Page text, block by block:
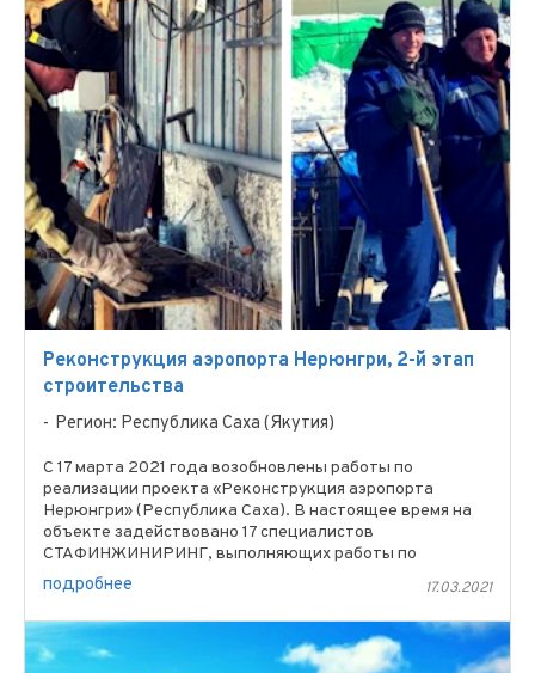
Реконструкция аэропорта Нерюнгри, 2-й этап
строительства
Регион: Республика Саха (Якутия)
С 17 марта 2021 года возобновлены работы по
реализации проекта «Реконструкция аэропорта
Нерюнгри» (Республика Саха). В настоящее время на
объекте задействовано 17 специалистов
СТАФИНЖИНИРИНГ, выполняющих работы по
изготовлению смотровых и дренажных ...
подробнее 17.03.2021